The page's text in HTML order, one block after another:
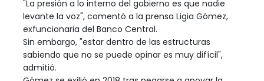
"La presión a lo interno del gobierno es que nadie
levante la voz", comentó a la prensa Ligia Gómez,
exfuncionaria del Banco Central.
Sin embargo, "estar dentro de las estructuras
sabiendo que no se puede opinar es muy difícil",
admitió.